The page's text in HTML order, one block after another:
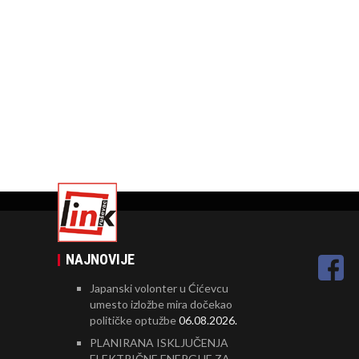
NAJNOVIJE
Japanski volonter u Ćićevcu
umesto izložbe mira dočekao
političke optužbe06.08.2026.
PLANIRANA ISKLJUČENJA